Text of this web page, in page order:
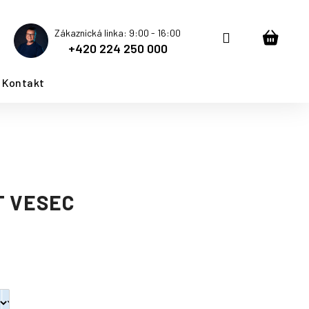
Zákaznická linka: 9:00 - 16:00
+420 224 250 000
Přihlášení
Kontakt
VESEC